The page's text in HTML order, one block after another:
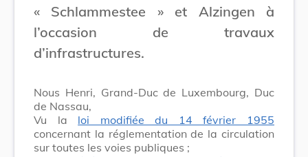
« Schlammestee » et Alzingen à
l’occasion de travaux
d’infrastructures.
Nous Henri, Grand-Duc de Luxembourg, Duc
de Nassau,
Vu la loi modifiée du 14 février 1955
concernant la réglementation de la circulation
sur toutes les voies publiques ;